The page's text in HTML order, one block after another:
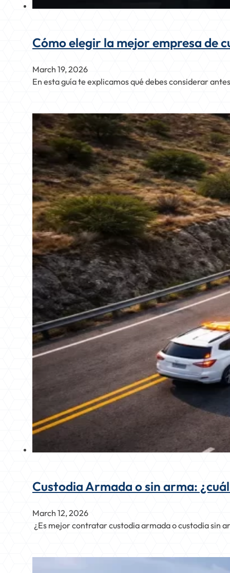
Cómo elegir la mejor empresa de
March 19, 2026
En esta guía te explicamos qué debes considerar
Custodia Armada o sin arma:
March 12, 2026
¿Es mejor contratar custodia armada o custodia sin